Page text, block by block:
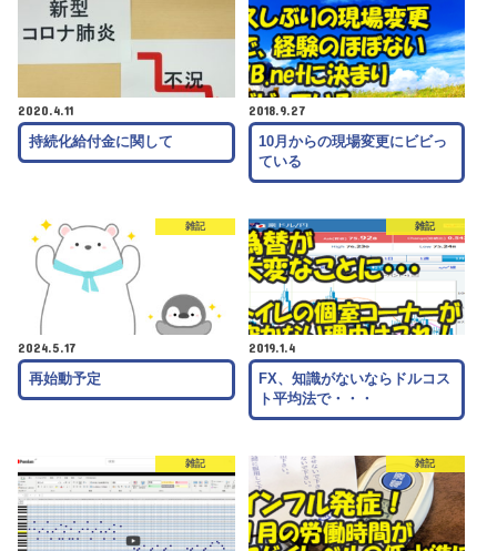
2020.4.11
持続化給付金に関して
2018.9.27
10月からの現場変更にビビっ
ている
雑記
2024.5.17
再始動予定
雑記
2019.1.4
FX、知識がないならドルコス
ト平均法で・・・
雑記 雑記